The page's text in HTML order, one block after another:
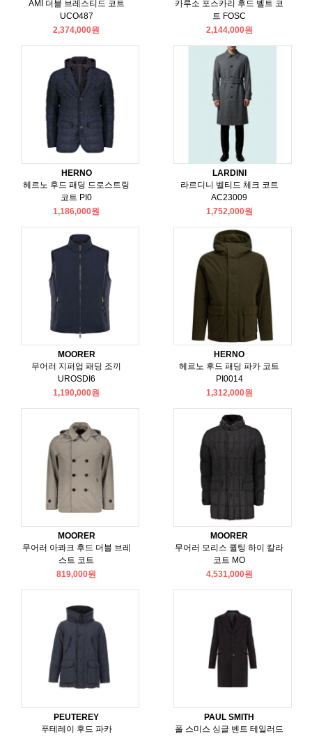
AMI 더블 브레스티드 코트
UCO487
2,374,000원
카루소 포스카리 후드 벨트 코
트 FOSC
2,144,000원
HERNO
헤르노 후드 패딩 드로스트링
코트 PI0
1,186,000원
LARDINI
라르디니 벨티드 체크 코트
AC23009
1,752,000원
MOORER
무어러 지퍼업 패딩 조끼
UROSDI6
1,190,000원
HERNO
헤르노 후드 패딩 파카 코트
PI0014
1,312,000원
MOORER
무어러 아콰크 후드 더블 브레
스트 코트
819,000원
MOORER
무어러 모리스 퀼팅 하이 칼라
코트 MO
4,531,000원
PEUTEREY
푸테레이 후드 파카
PAUL SMITH
폴 스미스 싱글 벤트 테일러드